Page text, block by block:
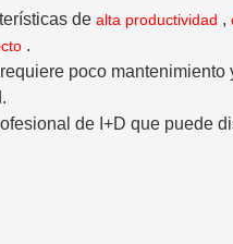
de alta productividad ,
.
poco
de I+D que puede